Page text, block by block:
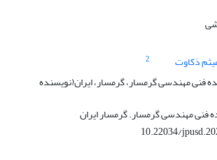
ذکاوت
2
فنی مهندسی گرمسار، گرمسار، ایران(نویسنده
فنی مهندسی گرمسار. گرمسار ایران
10.22034/